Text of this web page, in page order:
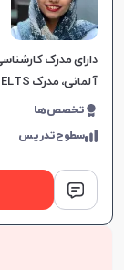
دارای مدرک
تدریس زبان‌های
تخصص‌ها
سطوح‌تدریس